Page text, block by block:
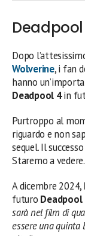
Dopo
Wolverine, i fan
hanno
Deadpool 4in
Purtroppo al
riguardo e non
sequel. Il
Staremo a vedere.
A dicembre 2024,
futuro
sarà nel film di
essere una quinta